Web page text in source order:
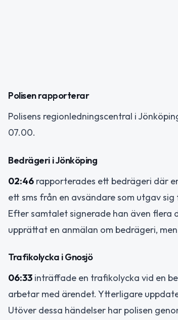
Polisen rapporterar
Polisens regionledningscentral i
07.00.
Bedrägeri i Jönköping
02:46 rapporterades ett bedrägeri där
ett sms från en avsändare som utgav
Efter samtalet signerade han även
upprättat en anmälan om bedrägeri,
Trafikolycka i Gnosjö
06:33 inträffade en trafikolycka vid en
arbetar med ärendet. Ytterligare
Utöver dessa händelser har polisen